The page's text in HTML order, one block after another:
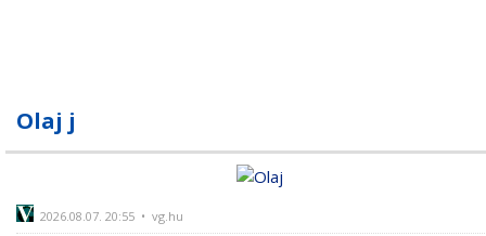
Olaj j
2026.08.07. 20:55 • vg.hu